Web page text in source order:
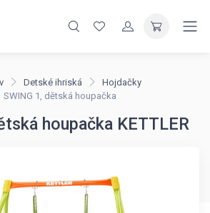
Detské ihriská
Hojdačky
SWING 1, dětská houpačka
houpačka KETTLER